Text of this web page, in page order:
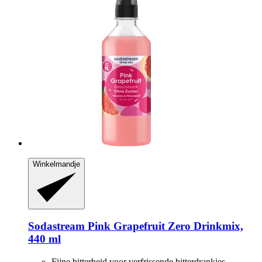
Winkelmandje
Sodastream Pink Grapefruit Zero Drinkmix,
440 ml